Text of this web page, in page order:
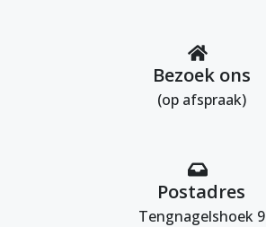
Bezoek ons
(op afspraak)
Postadres
Tengnagelshoek 9